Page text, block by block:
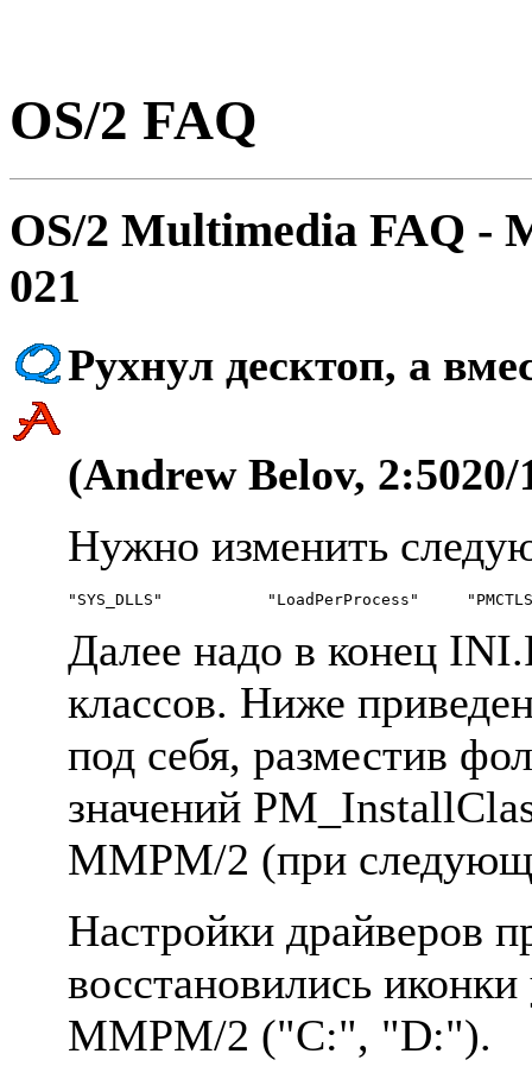
OS/2 FAQ
OS/2 Multimedia FAQ -
021
Рyхнyл десктоп, а
(Andrew Belov, 2:5020/
Hyжно изменить
Далее надо в конец
классов. Hиже
под себя, разместив
значений
MMPM/2 (при
Hастpойки дpайвеpов
восстановились
MMPM/2 ("C:", "D:").